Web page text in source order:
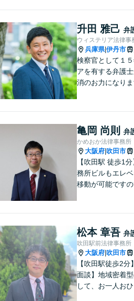
れず、尽力してま
【メーカー法務
升田 雅己 弁
ウィステリア法律事
兵庫県|伊丹市
検察官として１
アを有する弁護
消のお力になりま
亀岡 尚則 弁
かめおか法律事務所
大阪府 吹田市
【吹田駅 徒歩1
務所ビルもエレ
移動が可能ですの
あれば出張相談に
りますのでお気軽
ださい。
松本 章吾 弁
吹田駅前法律事務所
大阪府 吹田市
【吹田駅徒歩2
面談】地域密着
して、お一人おひ